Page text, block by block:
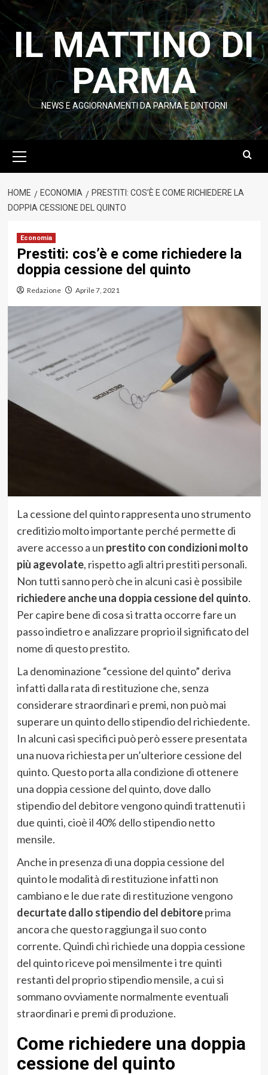
contenuto
IL MATTINO DI
PARMA
NEWS E AGGIORNAMENTI DA PARMA E DINTORNI
principale
HOME ECONOMIA
PRESTITI: COS’È E COME RICHIEDERE LA
DOPPIA CESSIONE DEL QUINTO
Economia
Prestiti: cos’è e come richiedere la
doppia cessione del quinto
Redazione Aprile 7, 2021
La cessione del quinto rappresenta uno strumento
creditizio molto importante perché permette di
avere accesso a un prestito con condizioni molto
più agevolate, rispetto agli altri prestiti personali.
Non tutti sanno però che in alcuni casi è possibile
richiedere anche una doppia cessione del quinto.
Per capire bene di cosa si tratta occorre fare un
passo indietro e analizzare proprio il significato del
nome di questo prestito.
La denominazione “cessione del quinto” deriva
infatti dalla rata di restituzione che, senza
considerare straordinari e premi, non può mai
superare un quinto dello stipendio del richiedente.
In alcuni casi specifici può però essere presentata
una nuova richiesta per un’ulteriore cessione del
quinto. Questo porta alla condizione di ottenere
una doppia cessione del quinto, dove dallo
stipendio del debitore vengono quindi trattenuti i
due quinti, cioè il 40% dello stipendio netto
mensile.
Anche in presenza di una doppia cessione del
quinto le modalità di restituzione infatti non
cambiano e le due rate di restituzione vengono
decurtate dallo stipendio del debitoreprima
ancora che questo raggiunga il suo conto
corrente. Quindi chi richiede una doppia cessione
del quinto riceve poi mensilmente i tre quinti
restanti del proprio stipendio mensile, a cui si
sommano ovviamente normalmente eventuali
straordinari e premi di produzione.
Come richiedere una doppia
cessione del quinto